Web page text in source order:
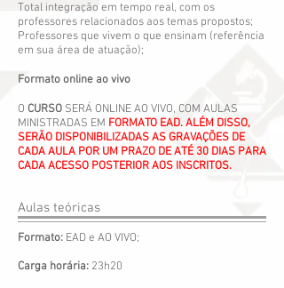
Total integração em tempo real, com os
professores relacionados aos temas propostos;
Professores que vivem o que ensinam (referência
em sua área de atuação);
Formato online ao vivo
O CURSO SERÁ ONLINE AO VIVO, COM AULAS
MINISTRADAS EM FORMATO EAD. ALÉM DISSO,
SERÃO DISPONIBILIZADAS AS GRAVAÇÕES DE
CADA AULA POR UM PRAZO DE ATÉ 30 DIAS PARA
CADA ACESSO POSTERIOR AOS INSCRITOS.
Aulas teóricas
Formato: EAD e AO VIVO;
Carga horária: 23h20